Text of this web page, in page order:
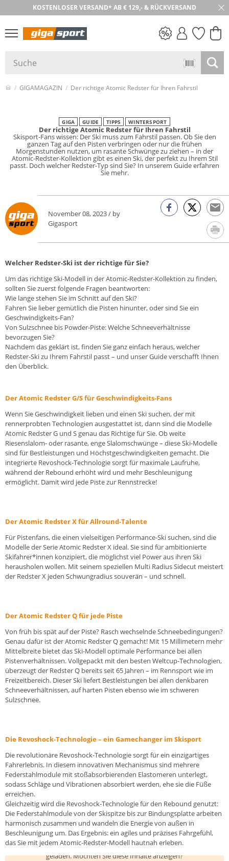
KOSTENLOSER VERSAND* AB € 129,- & RÜCKVERSAND
GIGAMAGAZIN Der richtige Atomic Redster für Ihren Fahrstil
GIGA GUIDE TIPPS WINTERSPORT
Der richtige Atomic Redster für Ihren Fahrstil
Skisport-Fans wissen: Der Ski muss zum Fahrstil passen. Ob Sie den
ganzen Tag auf den Pisten verbringen oder nur die frühen
Morgenstunden nutzen, um rasante Schwünge zu ziehen – in der
Atomic-Redster-Kollektion gibt es einen Ski, der perfekt zu Ihrem Stil
passt. Doch welcher Redster-Typ sind Sie? In unserem Guide erfahren
Sie mehr.
November 08, 2023 / by
Gigasport
Welcher Redster-Ski ist der richtige für Sie?
Um das richtige Ski-Modell in der Atomic-Redster-Kollektion zu finden,
sollten Sie zuerst folgende Fragen beantworten:
Wie lange stehen Sie im Schnitt auf den Ski?
Fahren Sie lieber gemütlich die Pisten hinunter, oder sind Sie ein
Geschwindigkeits-Fan?
Von Sulzschnee bis Powder-Piste: Welche Schneeverhältnisse
bevorzugen Sie?
Nachdem das geklärt ist, finden Sie ganz einfach heraus, welcher
Redster-Ski zu Ihrem Fahrstil passt – und unser Guide verschafft Ihnen
den Überblick.
Der Atomic Redster G/S für Geschwindigkeits-Fans
Wenn Sie Geschwindigkeit lieben und einen Ski suchen, der mit
rennerprobten Technologien ausgestattet ist, dann sind die Modelle
Atomic Redster G und S genau das Richtige für Sie. Ob weite
Riesenslalom- oder rasante, enge Slalomschwünge – diese Ski-Modelle
sind für Bestleistungen und Höchstgeschwindigkeiten gemacht. Die
integrierte Revoshock-Technologie sorgt für maximale Laufruhe,
während der Rebound erhöht wird und mehr Beschleunigung
ermöglicht. Damit wird jede Piste zur Rennstrecke!
Der Atomic Redster X für Allround-Talente
Für Pistenfans, die einen vielseitigen Performance-Ski suchen, sind die
Modelle der Serie Atomic Redster X ideal. Sie sind für ambitionierte
Skifahrer*innen konzipiert, die möglichst viel Power aus ihren Ski
herausholen wollen. Mit seinem speziellen Multi Radius Sidecut meistert
der Redster X jeden Schwungradius souverän – und schnell.
Der Atomic Redster Q für jede Piste
Von früh bis spät auf der Piste? Rasch wechselnde Schneebedingungen?
Genau dafür ist der Atomic Redster Q gemacht! Mit 15 Millimetern mehr
Mittelbreite bietet das Ski-Modell optimale Performance bei allen
Pistenverhältnissen. Vollgepackt mit den besten Weltcup-Technologien,
überzeugt der Redster Q bereits seit 65 Jahren – im Rennsport wie im
Freizeitbereich. Dieser Ski liefert Bestleistungen bei allen denkbaren
Schneeverhältnissen, auf harten Pisten ebenso wie im schweren
Sulzschnee.
Die Revoshock-Technologie – ein Gamechanger im Skisport
Die revolutionäre Revoshock-Technologie sorgt für ein einzigartiges
Fahrerlebnis. In diesem innovativen Mechanismus sind mehrere
Federstahlmodule mit stoßabsorbierenden Elastomeren unterlegt,
sodass Schläge und Vibrationen absorbiert werden, ehe sie die Füße
erreichen.
Gleichzeitig wird die Revoshock-Technologie für den Rebound genutzt:
Die Federstahlmodule von der Skispitze bis zur Bindungsplatte arbeiten
harmonisch zusammen und wandeln die Energie von außen in
Beschleunigung um. Das Ergebnis: ein agiles und präzises Fahrgefühl,
das Sie mit jedem Atomic-Redster-Modell hautnah erleben.
Hier werden Inhalte vonwww.youtube.com
geladen. Möchten Sie diese Inhalte anzeigen?